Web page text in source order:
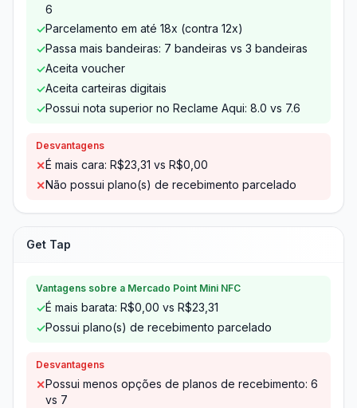
6
✓Parcelamento em até 18x (contra 12x)
✓Passa mais bandeiras: 7 bandeiras vs 3 bandeiras
✓Aceita voucher
✓Aceita carteiras digitais
✓Possui nota superior no Reclame Aqui: 8.0 vs 7.6
Desvantagens
✕É mais cara: R$23,31 vs R$0,00
✕Não possui plano(s) de recebimento parcelado
Get Tap
Vantagens sobre a Mercado Point Mini NFC
✓É mais barata: R$0,00 vs R$23,31
✓Possui plano(s) de recebimento parcelado
Desvantagens
✕Possui menos opções de planos de recebimento: 6
vs 7